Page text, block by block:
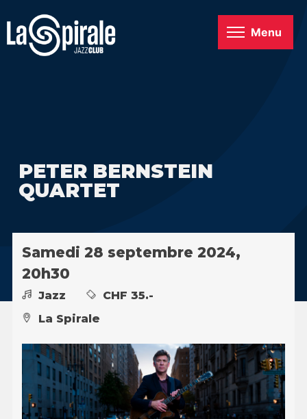
Menu
PETER BERNSTEIN
QUARTET
Samedi 28 septembre 2024,
20h30
Jazz
CHF 35.-
La Spirale